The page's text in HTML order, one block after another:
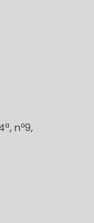
nº9,